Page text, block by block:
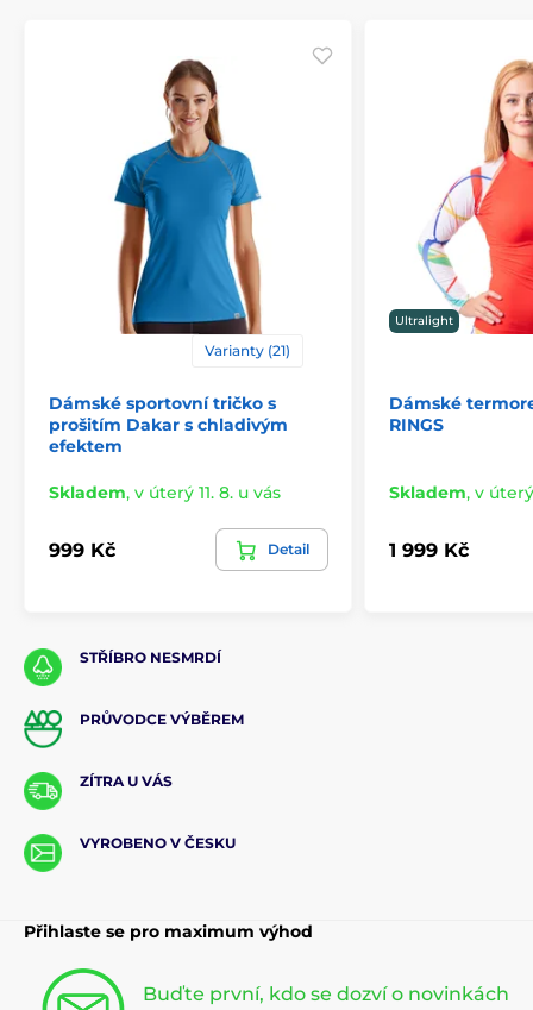
Varianty (21)
Dámské sportovní tričko s
prošitím Dakar s chladivým
efektem
Skladem, v úterý 11. 8. u vás
999 Kč Detail
Ultralight
Dámské
RINGS
Skladem, v úterý
1 999 Kč
STŘÍBRO NESMRDÍ
PRŮVODCE VÝBĚREM
ZÍTRA U VÁS
VYROBENO V ČESKU
Přihlaste se pro maximum výhod
Buďte první, kdo se dozví o novinkách